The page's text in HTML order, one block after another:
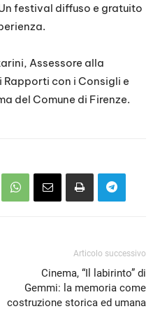
festival diffuso e gratuito
Assessore alla
con i Consigli e
del Comune di Firenze.
Articolo successivo
Cinema, “Il labirinto” di
Gemmi: la memoria come
costruzione storica ed umana